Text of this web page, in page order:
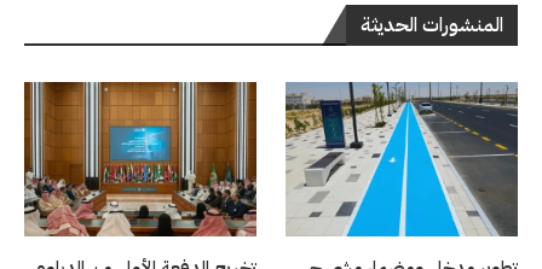
المنشورات الحديثة